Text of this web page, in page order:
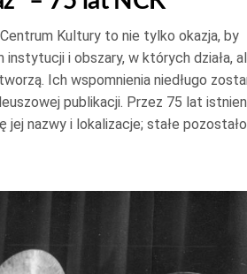
Kultury to nie tylko okazja, by
instytucji i obszary, w których działa,
Ich wspomnienia niedługo
publikacji. Przez 75 lat
jej nazwy i lokalizacje; stałe pozostało